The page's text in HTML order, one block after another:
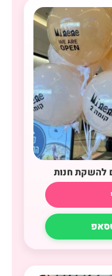
להשקת חנות